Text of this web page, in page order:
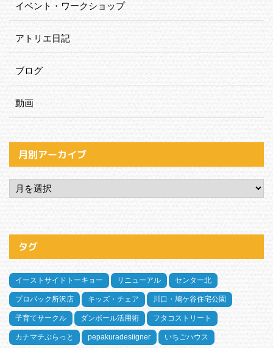
イベント・ワークショップ
アトリエ日記
ブログ
動画
月別アーカイブ
タグ
イーストサイドトーキョー リニューアル センター北
プロパック所沢店 キッズ・チェア 川口・鳩ケ谷住宅公園
子育てサークル ダンボール活用術 フタコストリート
カナマチぷらっと pepakuradesiigner いちごハウス